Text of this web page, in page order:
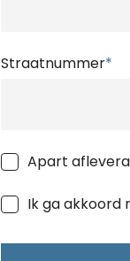
Straatnummer*
Apart
Ik ga akkoord